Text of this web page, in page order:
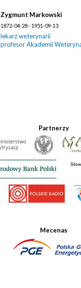
Zygmunt Markowski
1872-04-28 - 1951-09-13
lekarz weterynarii
profesor Akademii
Partnerzy
Mecenas